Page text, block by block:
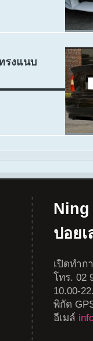
รงแนบ
Ning
ปอย
เปิดทำก
โทร. 02
10.00-
พิกัด
อีเมล์